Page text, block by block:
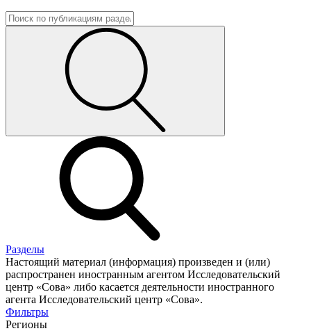
Разделы
Настоящий материал (информация) произведен и (или)
распространен иностранным агентом Исследовательский
центр «Сова» либо касается деятельности иностранного
агента Исследовательский центр «Сова».
Фильтры
Регионы